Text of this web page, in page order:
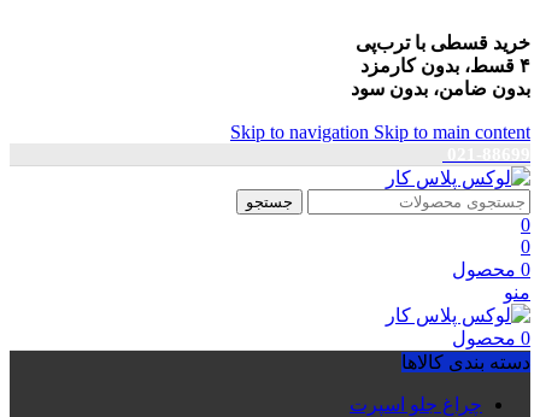
خرید قسطی با ترب‌پی
۴ قسط، بدون کارمزد
بدون ضامن، بدون سود
Skip to navigation Skip to main content
جستجو
0
0
0 محصول
منو
0 محصول
دسته بندی کالاها
چراغ جلو اسپرت